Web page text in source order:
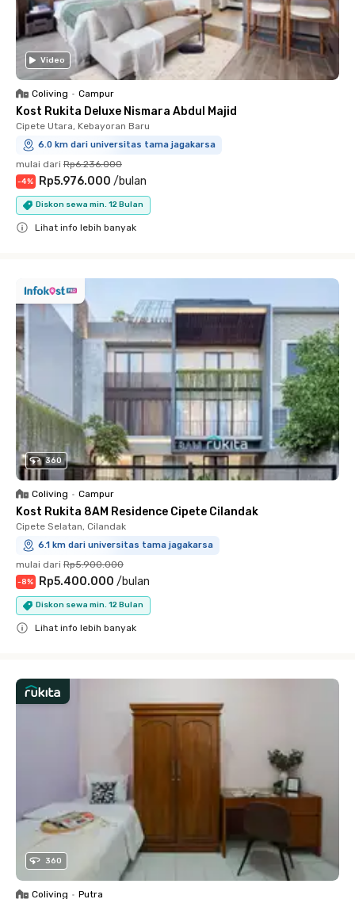
Video
Coliving • Campur
Kost Rukita Deluxe Nismara Abdul Majid
Cipete Utara, Kebayoran Baru
6.0 km dari universitas tama jagakarsa
mulai dari Rp6.236.000
-4% Rp5.976.000 /bulan
Diskon sewa min. 12 Bulan
Lihat info lebih banyak
360
Coliving • Campur
Kost Rukita 8AM Residence Cipete Cilandak
Cipete Selatan, Cilandak
6.1 km dari universitas tama jagakarsa
mulai dari Rp5.900.000
-8% Rp5.400.000 /bulan
Diskon sewa min. 12 Bulan
Lihat info lebih banyak
360
Coliving • Putra